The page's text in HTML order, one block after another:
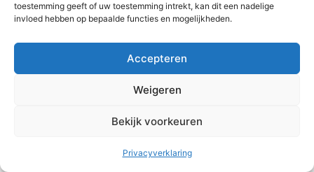
toestemming geeft of uw toestemming intrekt, kan dit een nadelige
invloed hebben op bepaalde functies en mogelijkheden.
Accepteren
Weigeren
Bekijk voorkeuren
Privacyverklaring
Copyright © 2026 MC2 training en coaching | Aangedreven door